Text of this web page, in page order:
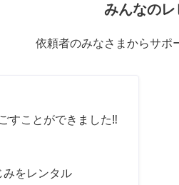
みんなのレ
依頼者のみなさまからサポ
すことができました‼️
みをレンタル